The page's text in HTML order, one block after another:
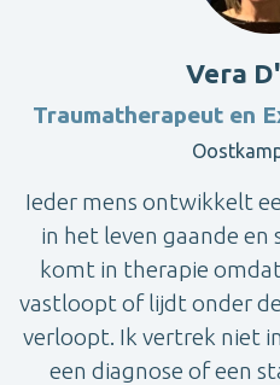
Vera
Traumatherapeut en
Ieder mens ontwikkelt
in het leven gaande en
komt in therapie
vastloopt of lijdt onder
verloopt. Ik vertrek niet
een diagnose of een